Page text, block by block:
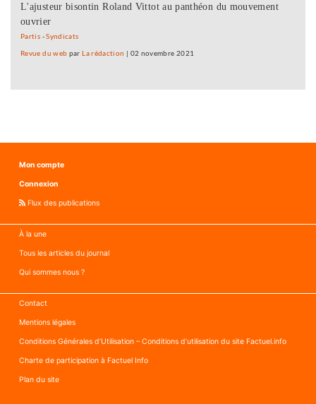
L'ajusteur bisontin Roland Vittot au panthéon du mouvement
ouvrier
Partis -Syndicats
Revue du web parLa rédaction | 02 novembre 2021
Mon compte
Connexion
Flux des publications
À la une
Tous les articles du journal
Qui sommes nous ?
Contact
Mentions légales
Conditions Générales d’Utilisation – Conditions d’utilisation du site Factuel.info
Charte de participation à Factuel Info
Plan du site